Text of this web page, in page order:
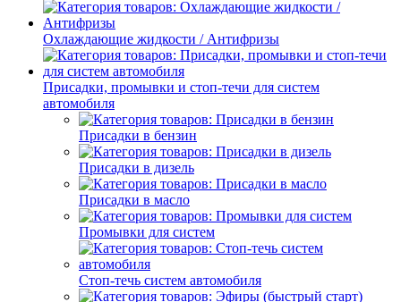
Охлаждающие жидкости / Антифризы
Присадки, промывки и стоп-течи для систем
автомобиля
Присадки в бензин
Присадки в дизель
Присадки в масло
Промывки для систем
Стоп-течь систем автомобиля